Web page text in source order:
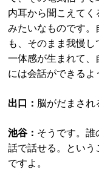
内耳から聞こえて
みたいなものです
も、そのまま我慢
一体感が生まれて、
には会話ができるよ
出口： 脳がだまされ
池谷： そうです。誰
話で話せる。という
ですよ。